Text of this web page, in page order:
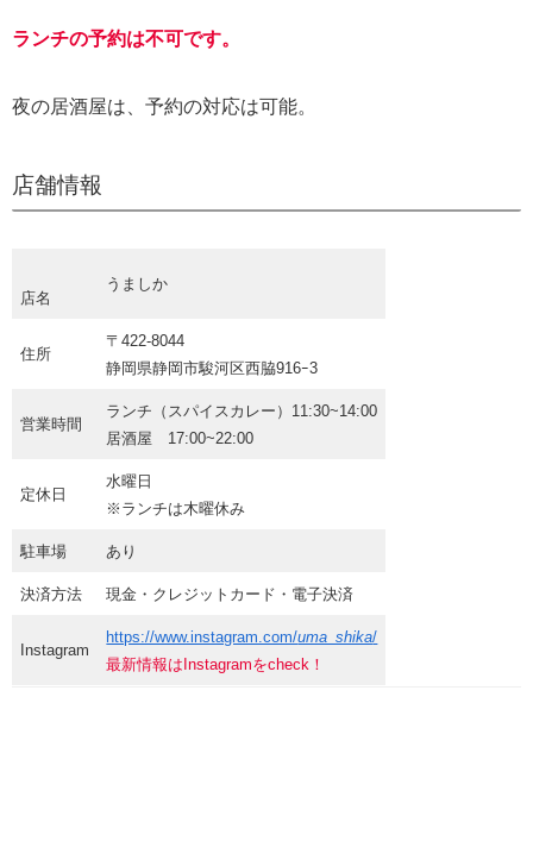
ランチの予約は不可です。
夜の居酒屋は、予約の対応は可能。
店舗情報
店名
うましか
住所
〒422-8044
静岡県静岡市駿河区西脇916ｰ3
営業時間
ランチ（スパイスカレー）11:30~14:00
居酒屋 17:00~22:00
定休日
水曜日
※ランチは木曜休み
駐車場 あり
決済方法 現金・クレジットカード・電子決済
Instagram
https://www.instagram.com/uma_shika/
最新情報はInstagramをcheck！